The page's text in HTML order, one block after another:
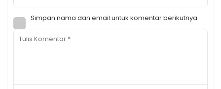
Simpan nama dan email untuk komentar berikutnya.